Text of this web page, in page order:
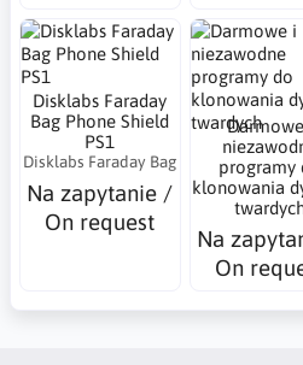
Disklabs Faraday
Bag Phone Shield
PS1
Disklabs Faraday Bag
Na zapytanie /
On request
programy
klonowania
Na
On